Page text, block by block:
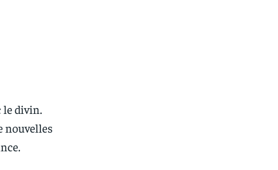
le divin.
nouvelles